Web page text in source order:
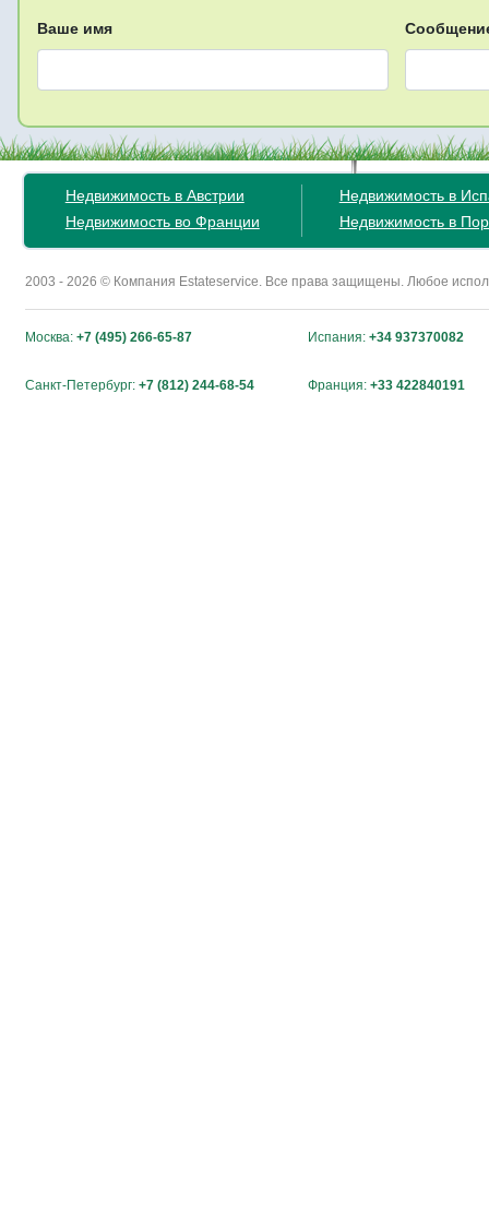
Ваше имя
Недвижимость в Австрии
Недвижимость во Франции
Недвижимость в
Недвижимость в
2003 - 2026 © Компания Estateservice. Все права защищены. Любое
Москва: +7 (495) 266-65-87 Испания: +34 937370082
Санкт-Петербург: +7 (812) 244-68-54 Франция: +33 422840191